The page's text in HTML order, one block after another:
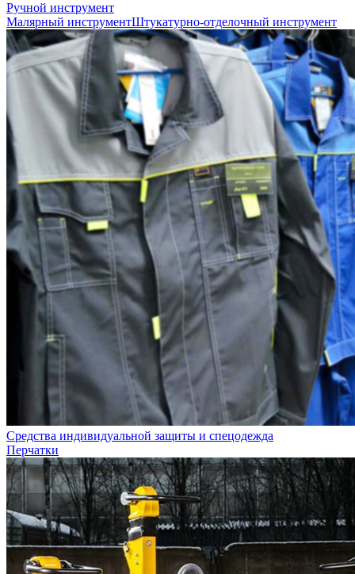
Ручной инструмент
Малярный инструментШтукатурно-отделочный инструмент
Средства индивидуальной защиты и спецодежда
Перчатки